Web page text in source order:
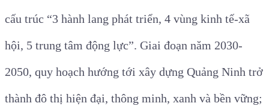
cấu trúc “3 hành lang phát triển, 4 vùng kinh tế-xã
hội, 5 trung tâm động lực”. Giai đoạn năm 2030-
2050, quy hoạch hướng tới xây dựng Quảng Ninh trở
thành đô thị hiện đại, thông minh, xanh và bền vững;